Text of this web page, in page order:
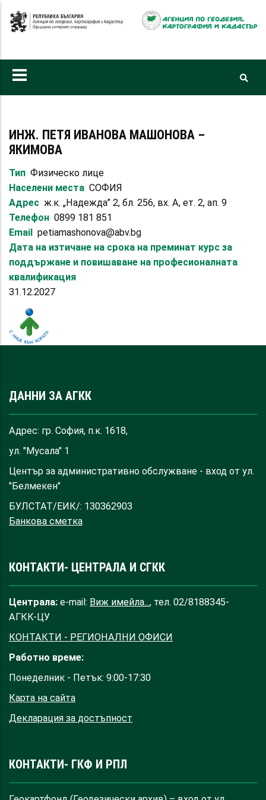
към
ИНЖ. ПЕТЯ ИВАНОВА МАШОНОВА –
ЯКИМОВА
Тип Физическо лице
Населени места СОФИЯ
Адрес ж.к. „Надежда” 2, бл. 256, вх. А, ет. 2, ап. 9
Телефон 0899 181 851
Email
petiamashonova@abv.bg
Дата на изтичане на срока на преминат курс за
поддържане и повишаване на професионалната
квалификация
31.12.2027
ДАННИ ЗА АГКК
Адрес: гр. София, п.к. 1618,
ул. "Мусала" 1
Център за административно обслужване - вход от ул.
"Белмекен"
БУЛСТАТ/ЕИК/: 130362903
Банкова сметка
КОНТАКТИ- ЦЕНТРАЛА И СГКК
Централа: e-mail: Виж имейла..., тел. 02/8188345-
АГКК-ЦУ
КОНТАКТИ - РЕГИОНАЛНИ ОФИСИ
Работно време:
Понеделник - Петък: 9:00-17:30
Карта на сайта
Декларация за достъпност
КОНТАКТИ- ГКФ И РПЛ